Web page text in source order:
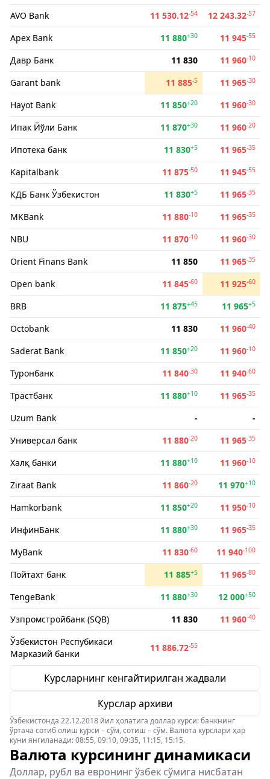
AVO Bank
11 530.12-54 12 243.32-57
Apex Bank 11 880+30 11 945-55
Давр Банк 11 830 11 960-10
Garant bank 11 885-5 11 965-30
Hayot Bank 11 850+20 11 960-30
Ипак Йўли Банк 11 870+30 11 960-20
Ипотека банк 11 830+5 11 965-35
Kapitalbank 11 875-50 11 945-55
КДБ Банк Ўзбекистон 11 830+5 11 965-35
MKBank 11 880-10 11 965-35
NBU 11 870-10 11 960-30
Orient Finans Bank 11 850 11 965-35
Open bank 11 845-60 11 925-60
BRB 11 875+45 11 965+5
Octobank 11 830 11 960-40
Saderat Bank 11 850+20 11 960-10
Туронбанк 11 840-30 11 940-60
Трастбанк 11 880+10 11 965-35
Uzum Bank -
-
Универсал банк
11 880-20 11 965-35
Халқ банки 11 880+10 11 960-10
Ziraat Bank 11 860-20 11 970+10
Hamkorbank 11 850+20 11 950-10
ИнфинБанк 11 880+30 11 965-35
MyBank 11 830-60 11 940-100
Пойтахт банк 11 885+5 11 965-80
TengeBank 11 880+30 12 000+50
Узпромстройбанк (SQB) 11 830 11 960-40
Ўзбекистон Респубикаси
Марказий банки
11 886.72-55
Курсларнинг кенгайтирилган жадвали
Курслар архиви
Ўзбекистонда 22.12.2018 йил ҳолатига доллар курси: банкнинг
ўртача сотиб олиш курси – сўм, сотиш – сўм. Валюта курслари ҳар
куни янгиланади: 08:55, 09:10, 09:35, 11:15, 15:15.
Валюта курсининг динамикаси
Доллар, рубл ва евронинг ўзбек сўмига нисбатан